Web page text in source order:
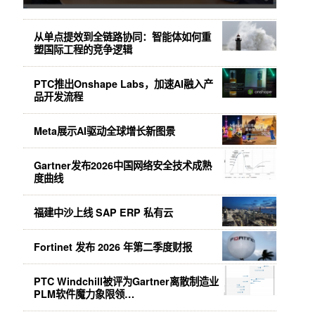
从单点提效到全链路协同：智能体如何重
塑国际工程的竞争逻辑
PTC推出Onshape Labs，加速AI融入产
品开发流程
Meta展示AI驱动全球增长新图景
Gartner发布2026中国网络安全技术成熟
度曲线
福建中沙上线 SAP ERP 私有云
Fortinet 发布 2026 年第二季度财报
PTC Windchill被评为Gartner离散制造业
PLM软件魔力象限领…